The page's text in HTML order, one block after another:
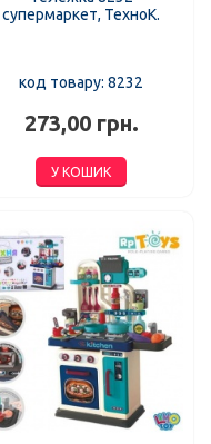
супермаркет, ТехноК.
код товару: 8232
273,00 грн.
У КОШИК